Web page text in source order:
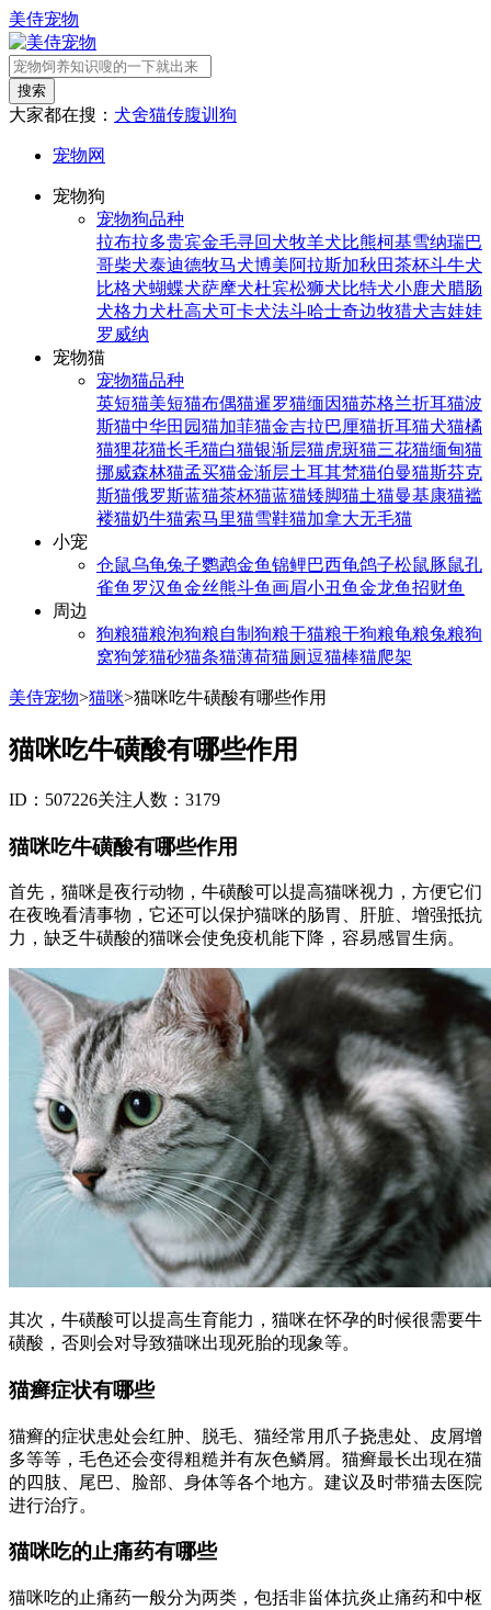
美侍宠物
搜索
大家都在搜： 犬舍猫传腹训狗
宠物网
宠物狗
宠物狗品种
拉布拉多贵宾金毛寻回犬牧羊犬比熊柯基雪纳瑞巴
哥柴犬泰迪德牧马犬博美阿拉斯加秋田茶杯斗牛犬
比格犬蝴蝶犬萨摩犬杜宾松狮犬比特犬小鹿犬腊肠
犬格力犬杜高犬可卡犬法斗哈士奇边牧猎犬吉娃娃
罗威纳
宠物猫
宠物猫品种
英短猫美短猫布偶猫暹罗猫缅因猫苏格兰折耳猫波
斯猫中华田园猫加菲猫金吉拉巴厘猫折耳猫犬猫橘
猫狸花猫长毛猫白猫银渐层猫虎斑猫三花猫缅甸猫
挪威森林猫孟买猫金渐层土耳其梵猫伯曼猫斯芬克
斯猫俄罗斯蓝猫茶杯猫蓝猫矮脚猫土猫曼基康猫褴
褛猫奶牛猫索马里猫雪鞋猫加拿大无毛猫
小宠
仓鼠乌龟兔子鹦鹉金鱼锦鲤巴西龟鸽子松鼠豚鼠孔
雀鱼 罗汉鱼金丝熊斗鱼画眉小丑鱼金龙鱼招财鱼
周边
狗粮猫粮泡狗粮自制狗粮干猫粮干狗粮龟粮兔粮狗
窝狗笼猫砂猫条猫薄荷猫厕逗猫棒猫爬架
美侍宠物>猫咪>猫咪吃牛磺酸有哪些作用
猫咪吃牛磺酸有哪些作用
ID：507226关注人数：3179
猫咪吃牛磺酸有哪些作用
首先，猫咪是夜行动物，牛磺酸可以提高猫咪视力，方便它们
在夜晚看清事物，它还可以保护猫咪的肠胃、肝脏、增强抵抗
力，缺乏牛磺酸的猫咪会使免疫机能下降，容易感冒生病。
其次，牛磺酸可以提高生育能力，猫咪在怀孕的时候很需要牛
磺酸，否则会对导致猫咪出现死胎的现象等。
猫癣症状有哪些
猫癣的症状患处会红肿、脱毛、猫经常用爪子挠患处、皮屑增
多等等，毛色还会变得粗糙并有灰色鳞屑。猫癣最长出现在猫
的四肢、尾巴、脸部、身体等各个地方。建议及时带猫去医院
进行治疗。
猫咪吃的止痛药有哪些
猫咪吃的止痛药一般分为两类，包括非甾体抗炎止痛药和中枢